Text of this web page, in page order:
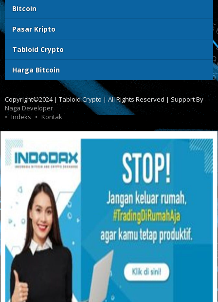
Bitcoin
Pasar Kripto
Tabloid Crypto
Harga Bitcoin
Copyright©2024 | Tabloid Crypto | All Rights Reserved | Support By
Naga Developer
Indeks
Kontak